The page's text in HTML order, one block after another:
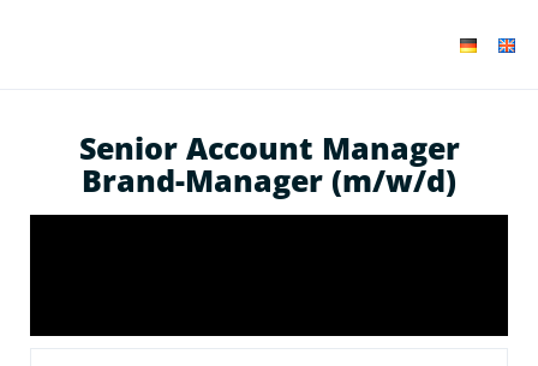
Senior Account Manager
Brand-Manager (m/w/d)